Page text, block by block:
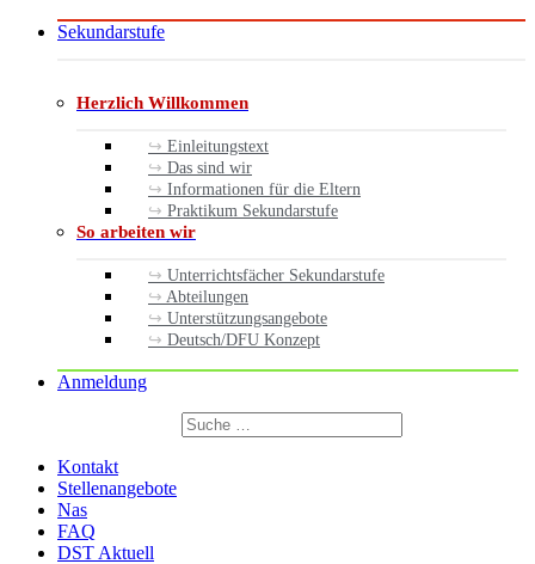
Sekundarstufe
Herzlich Willkommen
Einleitungstext
Das sind wir
Informationen für die Eltern
Praktikum Sekundarstufe
So arbeiten wir
Unterrichtsfächer Sekundarstufe
Abteilungen
Unterstützungsangebote
Deutsch/DFU Konzept
Anmeldung
Suchen
nach:
Kontakt
Stellenangebote
Nas
FAQ
DST Aktuell